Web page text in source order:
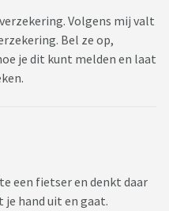
Volgens mij valt
Bel ze op,
je dit kunt melden en laat
een fietser en denkt daar
hand uit en gaat.